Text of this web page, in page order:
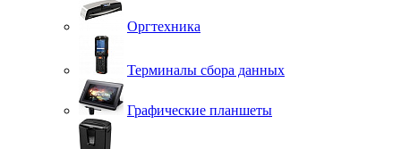
Оргтехника
Терминалы сбора данных
Графические планшеты